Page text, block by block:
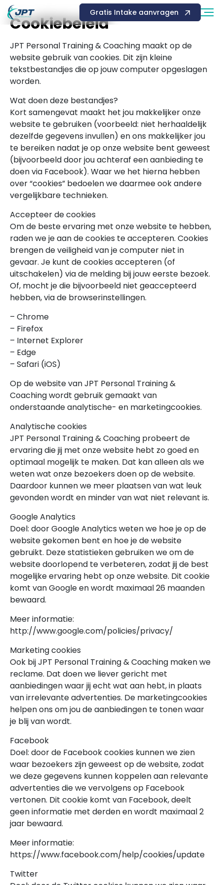
Gratis Intake aanvragen
Cookiebeleid
JPT Personal Training & Coaching maakt op de
website gebruik van cookies. Dit zijn kleine
tekstbestandjes die op jouw computer opgeslagen
worden.
Wat doen deze bestandjes?
Kort samengevat maakt het jou makkelijker onze
website te gebruiken (voorbeeld: niet herhaaldelijk
dezelfde gegevens invullen) en ons makkelijker jou
te bereiken nadat je op onze website bent geweest
(bijvoorbeeld door jou achteraf een aanbieding te
doen via Facebook). Waar we het hierna hebben
over “cookies” bedoelen we daarmee ook andere
vergelijkbare technieken.
Accepteer de cookies
Om de beste ervaring met onze website te hebben,
raden we je aan de cookies te accepteren. Cookies
brengen de veiligheid van je computer niet in
gevaar. Je kunt de cookies accepteren (of
uitschakelen) via de melding bij jouw eerste bezoek.
Of, mocht je die bijvoorbeeld niet geaccepteerd
hebben, via de browserinstellingen.
– Chrome
– Firefox
– Internet Explorer
– Edge
– Safari (iOS)
Op de website van JPT Personal Training &
Coaching wordt gebruik gemaakt van
onderstaande analytische- en marketingcookies.
Analytische cookies
JPT Personal Training & Coaching probeert de
ervaring die jij met onze website hebt zo goed en
optimaal mogelijk te maken. Dat kan alleen als we
weten wat onze bezoekers doen op de website.
Daardoor kunnen we meer plaatsen van wat leuk
gevonden wordt en minder van wat niet relevant is.
Google Analytics
Doel: door Google Analytics weten we hoe je op de
website gekomen bent en hoe je de website
gebruikt. Deze statistieken gebruiken we om de
website doorlopend te verbeteren, zodat jij de best
mogelijke ervaring hebt op onze website. Dit cookie
komt van Google en wordt maximaal 26 maanden
bewaard.
Meer informatie:
http://www.google.com/policies/privacy/
Marketing cookies
Ook bij JPT Personal Training & Coaching maken we
reclame. Dat doen we liever gericht met
aanbiedingen waar jij echt wat aan hebt, in plaats
van irrelevante advertenties. De marketingcookies
helpen ons om jou de aanbiedingen te tonen waar
je blij van wordt.
Facebook
Doel: door de Facebook cookies kunnen we zien
waar bezoekers zijn geweest op de website, zodat
we deze gegevens kunnen koppelen aan relevante
advertenties die we vervolgens op Facebook
vertonen. Dit cookie komt van Facebook, deelt
geen informatie met derden en wordt maximaal 2
jaar bewaard.
Meer informatie:
https://www.facebook.com/help/cookies/update
Twitter